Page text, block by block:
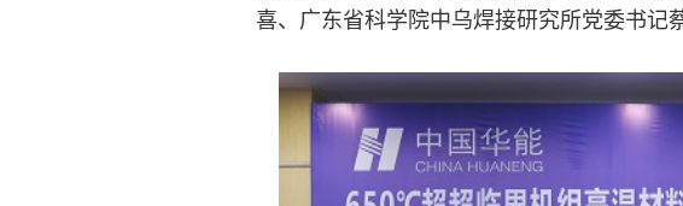
喜、广东省科学院中乌焊接研究所党委书记